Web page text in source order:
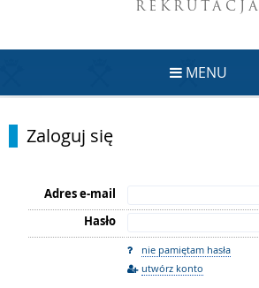
REKRUTACJA
MENU
Zaloguj się
Adres e-mail
Hasło
nie pamiętam hasła
utwórz konto